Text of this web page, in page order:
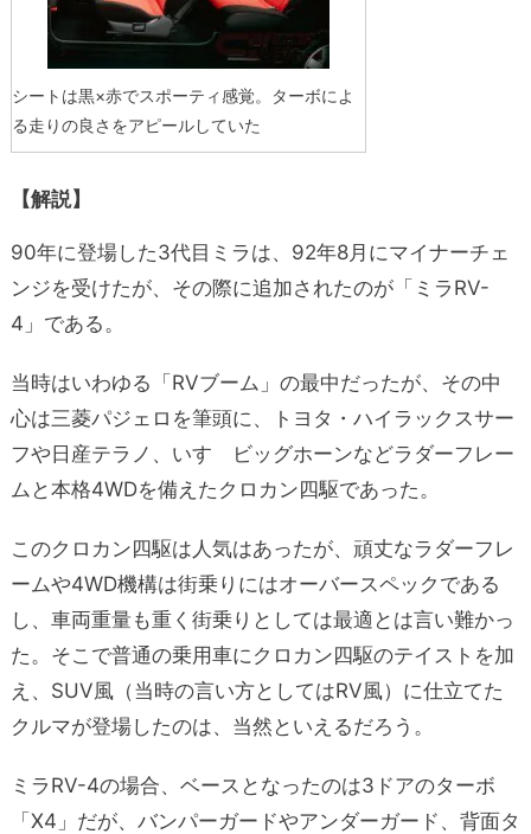
シートは黒×赤でスポーティ感覚。ターボによ
る走りの良さをアピールしていた
【解説】
90年に登場した3代目ミラは、92年8月にマイナーチェ
ンジを受けたが、その際に追加されたのが「ミラRV-
4」である。
当時はいわゆる「RVブーム」の最中だったが、その中
心は三菱パジェロを筆頭に、トヨタ・ハイラックスサー
フや日産テラノ、いすゞビッグホーンなどラダーフレー
ムと本格4WDを備えたクロカン四駆であった。
このクロカン四駆は人気はあったが、頑丈なラダーフレ
ームや4WD機構は街乗りにはオーバースペックである
し、車両重量も重く街乗りとしては最適とは言い難かっ
た。そこで普通の乗用車にクロカン四駆のテイストを加
え、SUV風（当時の言い方としてはRV風）に仕立てた
クルマが登場したのは、当然といえるだろう。
ミラRV-4の場合、ベースとなったのは3ドアのターボ
「X4」だが、バンパーガードやアンダーガード、背面タ